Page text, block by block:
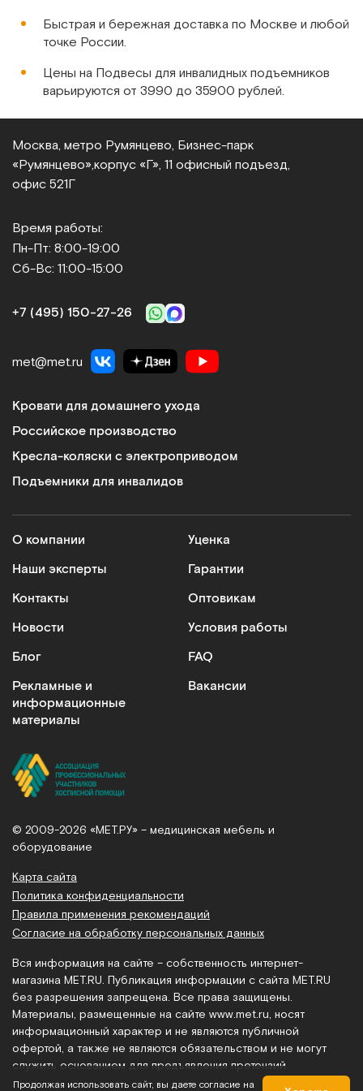
Быстрая и бережная доставка по Москве и любой
точке России.
Цены на Подвесы для инвалидных подъемников
варьируются от 3990 до 35900 рублей.
Москва, метро Румянцево, Бизнес‑парк
«Румянцево», корпус «Г», 11 офисный подъезд,
офис 521Г
Время работы:
Пн-Пт: 8:00-19:00
Сб-Вс: 11:00-15:00
+7 (495) 150‑27‑26
met@met.ru
Кровати для домашнего ухода
Российское производство
Кресла-коляски с электроприводом
Подъемники для инвалидов
О компании
Наши эксперты
Контакты
Новости
Блог
Рекламные и
информационные
материалы
Уценка
Гарантии
Оптовикам
Условия работы
FAQ
Вакансии
© 2009-2026 «МЕТ.РУ» – медицинская мебель и
оборудование
Карта сайта
Политика конфиденциальности
Правила применения рекомендаций
Согласие на обработку персональных данных
Вся информация на сайте – собственность интернет-
магазина MET.RU. Публикация информации с сайта MET.RU
без разрешения запрещена. Все права защищены.
Материалы, размещенные на сайте www.met.ru , носят
информационный характер и не являются публичной
офертой, а также не являются обязательством и не могут
служить основанием для предъявления претензий.
Продолжая использовать сайт, вы даете согласие на